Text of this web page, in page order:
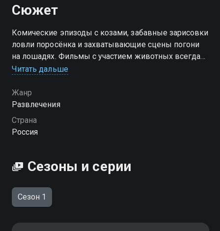
Сюжет
Комические эпизоды с козами, забавные зарисовки
ловли поросёнка и захватывающие сцены погони
на лошадях. Фильмы с участием животных всегда
сложная и интересная работа. Одно их появление
Читать дальше
Жанр
Развлечения
Страна
Россия
Сезоны и серии
Сезон 1